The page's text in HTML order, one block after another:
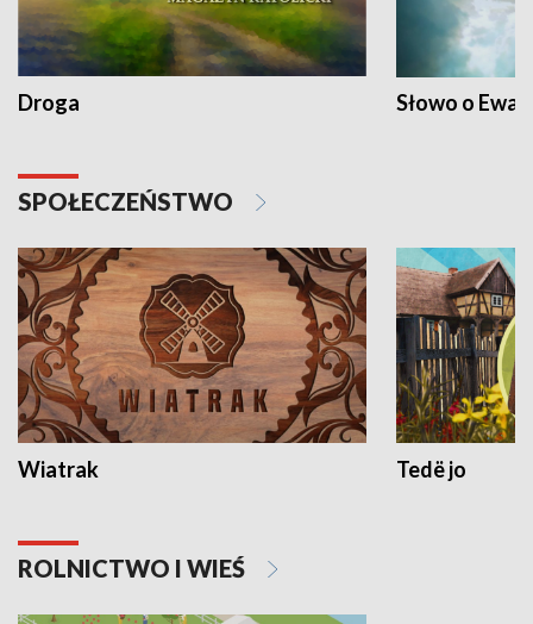
Droga Słowo o
SPOŁECZEŃSTWO
Wiatrak Tedë jo
ROLNICTWO I WIEŚ